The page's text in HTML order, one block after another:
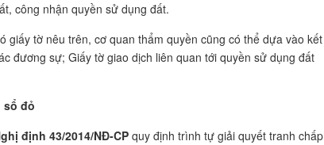
công nhận quyền sử dụng đất.
giấy tờ nêu trên, cơ quan thẩm quyền cũng có thể dựa vào kết
đương sự; Giấy tờ giao dịch liên quan tới quyền sử dụng đất
sổ đỏ
định 43/2014/NĐ-CPquy định trình tự giải quyết tranh chấp